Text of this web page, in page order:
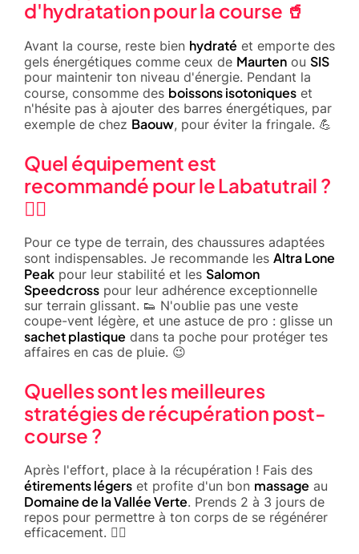
d'hydratation pour la course 🥤
Avant la course, reste bien hydraté et emporte des
gels énergétiques comme ceux de Maurten ou SIS
pour maintenir ton niveau d'énergie. Pendant la
course, consomme des boissons isotoniques et
n'hésite pas à ajouter des barres énergétiques, par
exemple de chez Baouw, pour éviter la fringale. 💪
Quel équipement est
recommandé pour le Labatutrail ?
🏃‍♂️
Pour ce type de terrain, des chaussures adaptées
sont indispensables. Je recommande les Altra Lone
Peak pour leur stabilité et les Salomon
Speedcross pour leur adhérence exceptionnelle
sur terrain glissant. 👟 N'oublie pas une veste
coupe-vent légère, et une astuce de pro : glisse un
sachet plastique dans ta poche pour protéger tes
affaires en cas de pluie. 😉
Quelles sont les meilleures
stratégies de récupération post-
course ?
Après l'effort, place à la récupération ! Fais des
étirements légers et profite d'un bon massage au
Domaine de la Vallée Verte. Prends 2 à 3 jours de
repos pour permettre à ton corps de se régénérer
efficacement. 🧘‍♂️